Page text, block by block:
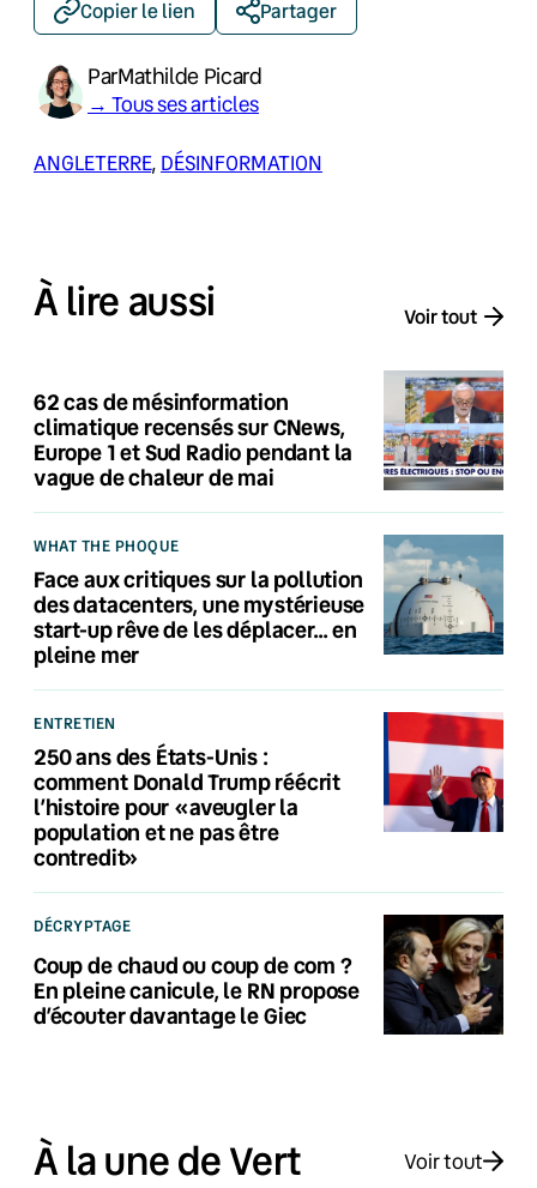
Copier le lien Partager
ParMathilde Picard
→ Tous ses articles
ANGLETERRE, DÉSINFORMATION
À lire aussi Voir tout
62 cas de mésinformation
climatique recensés sur CNews,
Europe 1 et Sud Radio pendant la
vague de chaleur de mai
WHAT THE PHOQUE
Face aux critiques sur la pollution
des datacenters, une mystérieuse
start-up rêve de les déplacer… en
pleine mer
ENTRETIEN
250 ans des États-Unis :
comment Donald Trump réécrit
l’histoire pour «aveugler la
population et ne pas être
contredit»
DÉCRYPTAGE
Coup de chaud ou coup de com ?
En pleine canicule, le RN propose
d’écouter davantage le Giec
À la une de Vert Voir tout